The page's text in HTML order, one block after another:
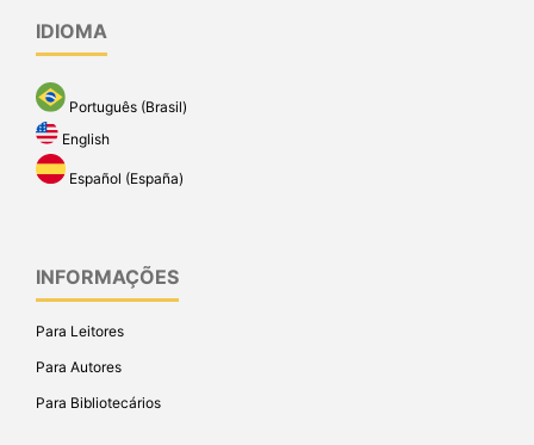
IDIOMA
Português (Brasil)
English
Español (España)
INFORMAÇÕES
Para Leitores
Para Autores
Para Bibliotecários